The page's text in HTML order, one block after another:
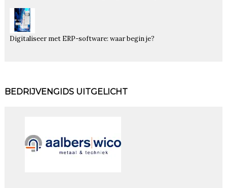
Digitaliseer met ERP-software: waar begin je?
BEDRIJVENGIDS UITGELICHT